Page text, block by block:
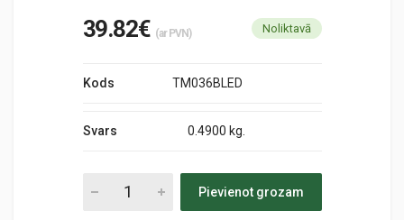
39.82€ (ar PVN) Noliktavā
Kods TM036BLED
Svars 0.4900 kg.
Pievienot grozam